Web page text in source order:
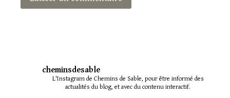
cheminsdesable
L'Instagram de Chemins de Sable, pour être informé des
actualités du blog, et avec du contenu interactif.